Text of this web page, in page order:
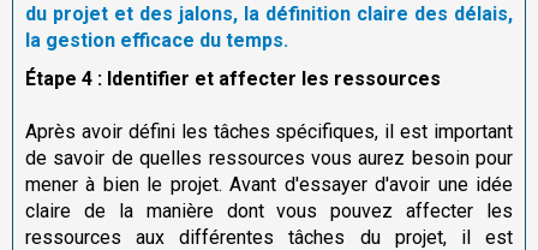
du projet et des jalons, la définition claire des délais,
la gestion efficace du temps.
Étape 4 : Identifier et affecter les ressources
Après avoir défini les tâches spécifiques, il est important
de savoir de quelles ressources vous aurez besoin pour
mener à bien le projet. Avant d'essayer d'avoir une idée
claire de la manière dont vous pouvez affecter les
ressources aux différentes tâches du projet, il est